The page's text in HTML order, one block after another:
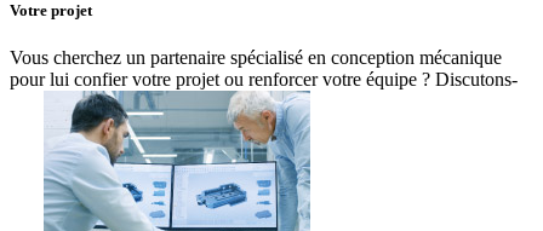
Votre projet
Vous cherchez un partenaire spécialisé en conception mécanique
pour lui confier votre projet ou renforcer votre équipe ? Discutons-